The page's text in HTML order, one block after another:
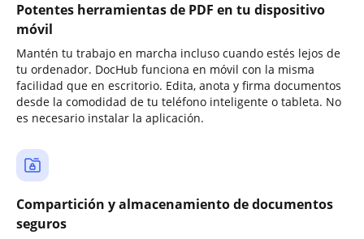
Potentes herramientas de PDF en tu dispositivo
móvil
Mantén tu trabajo en marcha incluso cuando estés lejos de
tu ordenador. DocHub funciona en móvil con la misma
facilidad que en escritorio. Edita, anota y firma documentos
desde la comodidad de tu teléfono inteligente o tableta. No
es necesario instalar la aplicación.
Compartición y almacenamiento de documentos
seguros